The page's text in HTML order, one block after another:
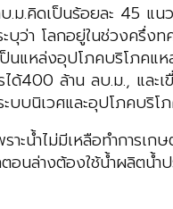
ม.คิดเป็นร้อยละ 45 แ
ว่า โลกอยู่ในช่วงครึ่ง
แหล่งอุปโภคบริโภคแ
ด้400 ล้าน ลบ.ม., และ
บนิเวศและอุปโภคบริโ
น้ำไม่มีเหลือทำการเ
อนล่างต้องใช้น้ำผลิตน้